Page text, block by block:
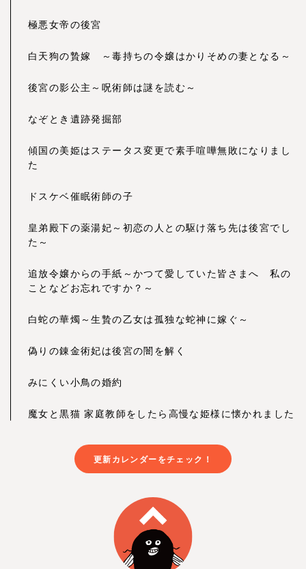
極悪女帝の後宮
白天狗の贄嫁 ～毒持ちの令嬢はかりそめの妻となる～
後宮の影公主～呪術師は謎を読む～
なぞとき遺跡発掘部
傾国の美姫はステータス変更で素手喧嘩無敗になりまし
た
ドスケベ催眠術師の子
皇弟殿下の薬湯妃～初恋の人との駆け落ち先は後宮でし
た～
追放令嬢からの手紙～かつて愛していた皆さまへ 私の
ことなどお忘れですか？～
白蛇の華燭～生贄の乙女は孤独な蛇神に嫁ぐ～
偽りの錬金術妃は後宮の闇を解く
みにくい小鳥の婚約
魔女と黒猫 家庭教師をしたら高慢な姫様に懐かれました
更新カレンダーをチェック！